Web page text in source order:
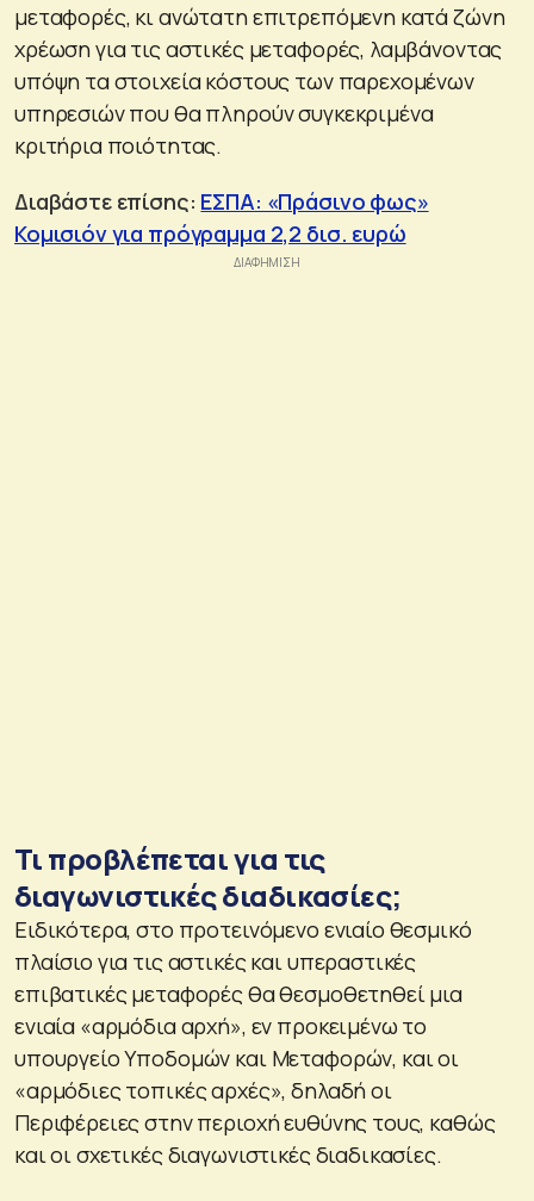
μεταφορές, κι ανώτατη επιτρεπόμενη κατά ζώνη
χρέωση για τις αστικές μεταφορές, λαμβάνοντας
υπόψη τα στοιχεία κόστους των παρεχομένων
υπηρεσιών που θα πληρούν συγκεκριμένα
κριτήρια ποιότητας.
Διαβάστε επίσης: ΕΣΠΑ: «Πράσινο φως»
Κομισιόν για πρόγραμμα 2,2 δισ. ευρώ
Τι προβλέπεται για τις
διαγωνιστικές διαδικασίες;
Ειδικότερα, στο προτεινόμενο ενιαίο θεσμικό
πλαίσιο για τις αστικές και υπεραστικές
επιβατικές μεταφορές θα θεσμοθετηθεί μια
ενιαία «αρμόδια αρχή», εν προκειμένω το
υπουργείο Υποδομών και Μεταφορών, και οι
«αρμόδιες τοπικές αρχές», δηλαδή οι
Περιφέρειες στην περιοχή ευθύνης τους, καθώς
και οι σχετικές διαγωνιστικές διαδικασίες.